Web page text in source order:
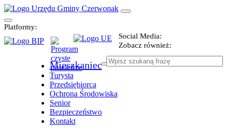
Platformy:
Social Media:
Zobacz również:
Mieszkaniec
Turysta
Przedsiębiorca
Ochrona Środowiska
Senior
Bezpieczeństwo
Kontakt